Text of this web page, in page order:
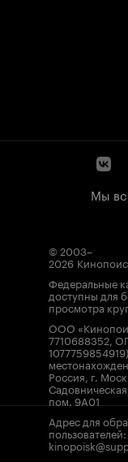
Мы
© 2003–
2026
Федеральные
доступны для
просмотра
ООО
7710688352,
Россия, г.
пом. 9А01
Адрес для
пользователей: